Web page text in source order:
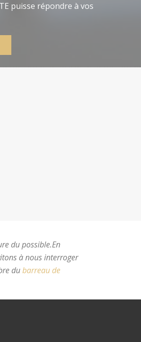
puisse répondre à vos
du possible.En
à nous interroger
dubarreau de